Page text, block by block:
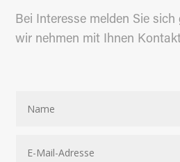
Bei Interesse melden Sie sich
wir nehmen mit Ihnen